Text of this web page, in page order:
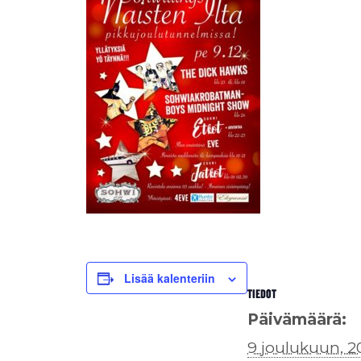
Lisää kalenteriin
TIEDOT
Päivämäärä:
9 joulukuun,